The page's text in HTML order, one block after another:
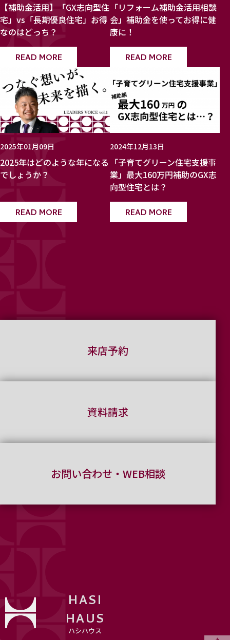
【補助金活用】「GX志向型住
宅」vs「長期優良住宅」お得
なのはどっち？
READ MORE
「リフォーム補助金活用相談
会」補助金を使ってお得に健
康に！
READ MORE
2025年01月09日
2025年はどのような年になる
でしょうか？
READ MORE
2024年12月13日
「子育てグリーン住宅支援事
業」最大160万円補助のGX志
向型住宅とは？
READ MORE
来店予約
資料請求
お問い合わせ・WEB相談
HASI
HAUS
ハシハウス